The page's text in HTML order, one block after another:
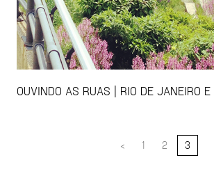
OUVINDO AS RUAS | RIO DE JANEIRO
< 1 2 3